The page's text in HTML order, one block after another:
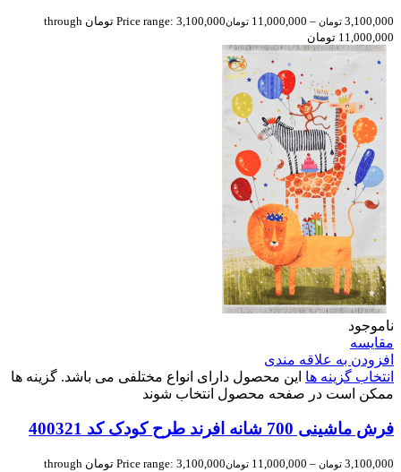
3,100,000 تومان –
11,000,000 تومان
Price range: 3,100,000 تومان through
11,000,000 تومان
ناموجود
مقایسه
افزودن به علاقه مندی
انتخاب گزینه ها این محصول دارای انواع مختلفی می باشد. گزینه ها
ممکن است در صفحه محصول انتخاب شوند
فرش ماشینی 700 شانه افرند طرح کودک كد 400321
3,100,000 تومان –
11,000,000 تومان
Price range: 3,100,000 تومان through